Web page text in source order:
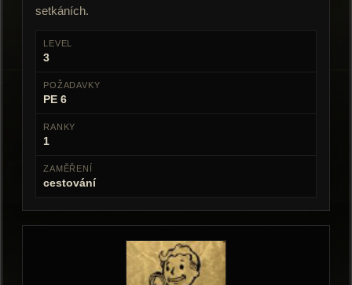
setkáních.
LEVEL
3
POŽADAVKY
PE 6
RANKY
1
ZAMĚŘENÍ
cestování